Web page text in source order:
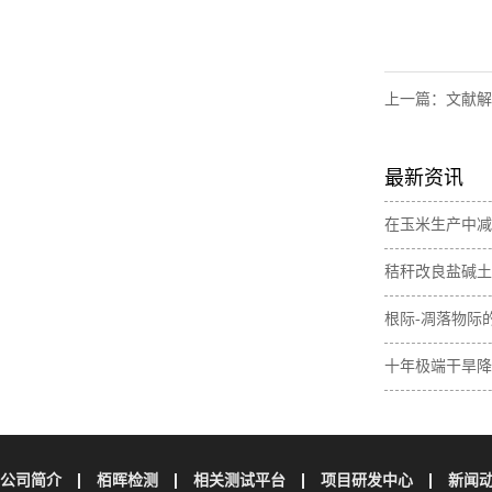
上一篇： 文献
最新资讯
在玉米生产中
肥间作增加土
素含量
秸秆改良盐碱
与无机碳损失
根际-凋落物际
壤碳取决于植
十年极端干旱
公司简介 栢晖检测 相关测试平台 项目研发中心 新闻